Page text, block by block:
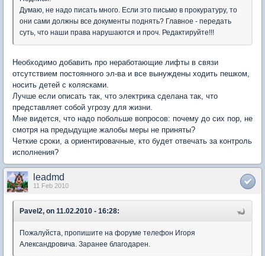
Думаю, не надо писать много. Если это письмо в прокуратуру, то
они сами должны все документы поднять? Главное - передать
суть, что наши права нарушаются и проч. Редактируйте!!!
Необходимо добавить про неработающие лифты в связи
отсутствием постоянного эл-ва и все вынуждены ходить пешком,
носить детей с колясками.
Лучше если описать так, что электрика сделана так, что
представляет собой угрозу для жизни.
Мне видется, что надо побольше вопросов: почему до сих пор, не
смотря на предыдущие жалобы меры не приняты?
Четкие сроки, а ориентировачные, кто будет отвечать за контроль
исполнения?
leadmd
11 Feb 2010
Pavel2, on 11.02.2010 - 16:28:
Пожалуйста, пропишите на форуме телефон Игоря
Александровича. Заранее благодарен.